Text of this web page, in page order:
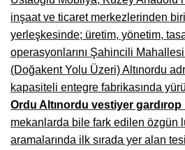
Manisa Mobilyacılar, Mobilya
Osmaniye Mobilyacılar, Mobilya
Düzce Mobilyacılar, Mobilya
Samsun Mobilyacıları, Mobilya
Balıkesir Mobilya Mağazaları,
Kahramanmaraş Mobilya İmalatçıları,
inşaat ve ticaret merkezlerinden
yerleşkesinde; üretim, yönetim,
operasyonlarını Şahincili
(Doğakent Yolu Üzeri) Altınordu
kapasiteli entegre fabrikasında
Ordu Altınordu vestiyer
mekanlarda bile fark edilen özgün
aramalarında ilk sırada yer alan